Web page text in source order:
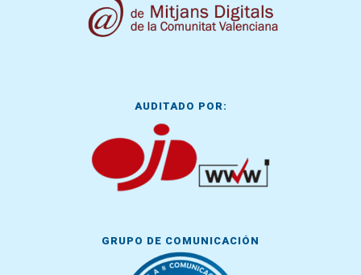
AUDITADO POR:
GRUPO DE COMUNICACIÓN